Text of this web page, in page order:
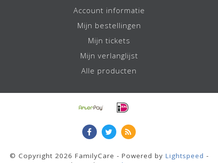
Account informatie
Mijn bestellingen
Mijn tickets
Mijn verlanglijst
Alle producten
© Copyright 2026 FamilyCare - Powered by Lightspeed -